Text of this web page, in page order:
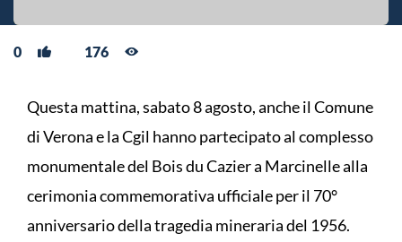
0 176
Questa mattina, sabato 8 agosto, anche il Comune
di Verona e la Cgil hanno partecipato al complesso
monumentale del Bois du Cazier a Marcinelle alla
cerimonia commemorativa ufficiale per il 70°
anniversario della tragedia mineraria del 1956.